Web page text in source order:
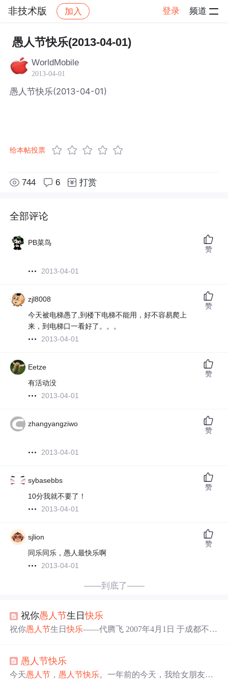
非技术版 加入 登录 频道
社区 非技术版 帖子详情
愚人节快乐(2013-04-01)
WorldMobile
2013-04-01
愚人节快乐(2013-04-01)
给本帖投票
744 6 打赏
全部评论
PB菜鸟
2013-04-01
赞
zjl8008
今天被电梯愚了,到楼下电梯不能用，好不容易爬上
来，到电梯口一看好了。。。
2013-04-01
赞
Eetze
有活动没
2013-04-01
赞
zhangyangziwo
2013-04-01
赞
sybasebbs
10分我就不要了！
2013-04-01
赞
sjlion
同乐同乐，愚人最快乐啊
2013-04-01
赞
——到底了——
祝你愚人节生日快乐
祝你愚人节生日快乐——代腾飞 2007年4月1日 于成都不知
乐 就行那管它是谁愚弄了谁 转载于:https://www.cnblogs.co
m/daitengfei/archive/2007/04 01/695625.html...
愚人节快乐
今天愚人节 ， 愚人节快乐。一年前的今天，我给女朋友说